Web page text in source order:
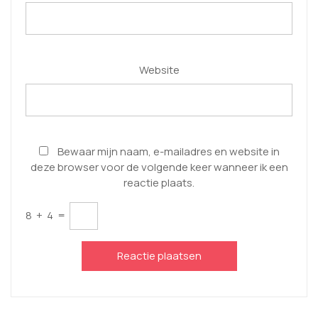
Website
Bewaar mijn naam, e-mailadres en website in
deze browser voor de volgende keer wanneer ik een
reactie plaats.
8 + 4 =